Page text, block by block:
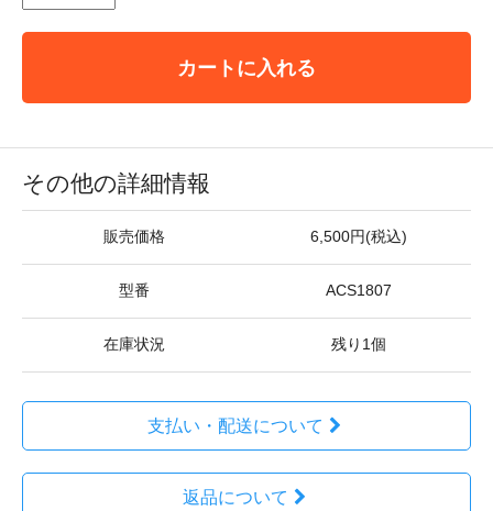
カートに入れる
その他の詳細情報
販売価格 6,500円(税込)
型番 ACS1807
在庫状況 残り1個
支払い・配送について
返品について